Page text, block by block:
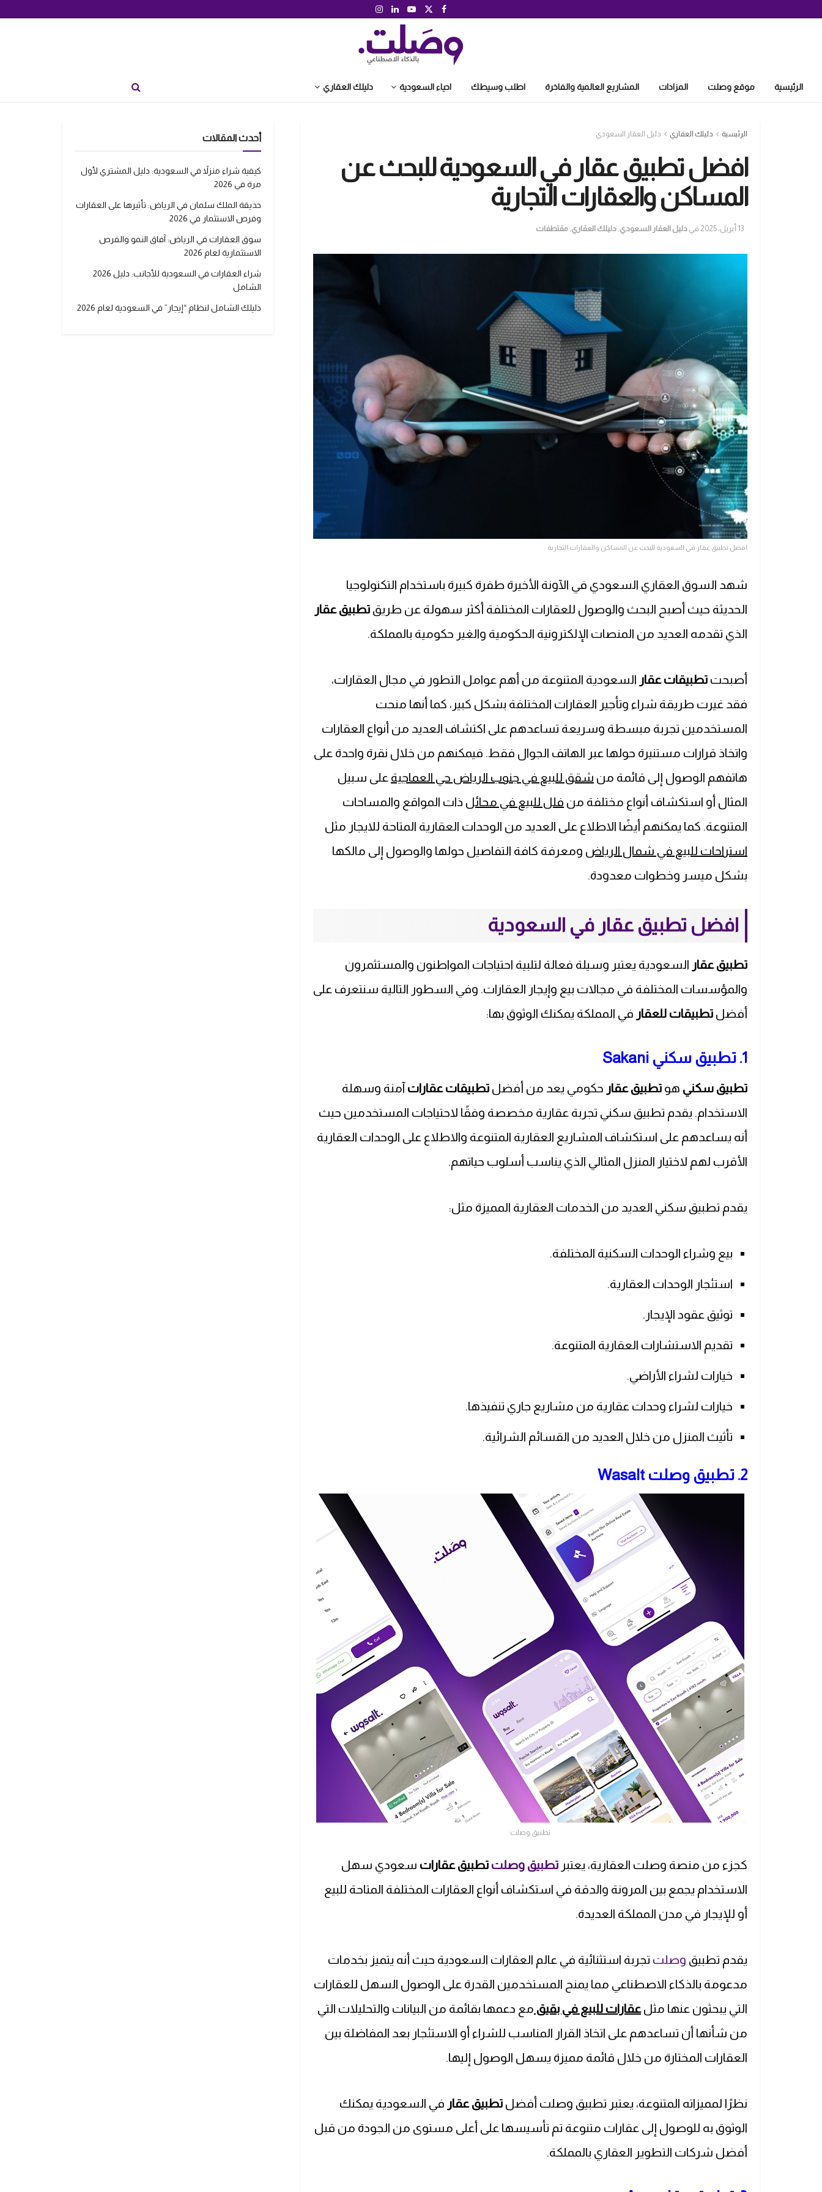
الرئيسية موقع وصلت المزادات المشاريع العالمية والفاخرة اطلب وسيطك احياء السعودية دليلك العقاري
الرئيسية دليلك العقاري دليل العقار السعودي
افضل تطبيق عقار في السعودية للبحث عن
المساكن والعقارات التجارية
13 أبريل، 2025 في دليل العقار السعودي دليلك العقاري مقتطفات
افضل تطبيق عقار في السعودية للبحث عن المساكن والعقارات التجارية
شهد السوق العقاري السعودي في الآونة الأخيرة طفرة كبيرة باستخدام التكنولوجيا
الحديثة حيث أصبح البحث والوصول للعقارات المختلفة أكثر سهولة عن طريق تطبيق عقار
الذي تقدمه العديد من المنصات الإلكترونية الحكومية والغير حكومية بالمملكة.
أصبحت تطبيقات عقار السعودية المتنوعة من أهم عوامل التطور في مجال العقارات،
فقد غيرت طريقة شراء وتأجير العقارات المختلفة بشكل كبير، كما أنها منحت
المستخدمين تجربة مبسطة وسريعة تساعدهم على اكتشاف العديد من أنواع العقارات
واتخاذ قرارات مستنيرة حولها عبر الهاتف الجوال فقط. فيمكنهم من خلال نقرة واحدة على
هاتفهم الوصول إلى قائمة من شقق للبيع في جنوب الرياض حي العماجية على سبيل
المثال أو استكشاف أنواع مختلفة من فلل للبيع في محائل ذات المواقع والمساحات
المتنوعة. كما يمكنهم أيضًا الاطلاع على العديد من الوحدات العقارية المتاحة للايجار مثل
استراحات للبيع في شمال الرياض ومعرفة كافة التفاصيل حولها والوصول إلى مالكها
بشكل ميسر وخطوات معدودة.
افضل تطبيق عقار في السعودية
تطبيق عقار السعودية يعتبر وسيلة فعالة لتلبية احتياجات المواطنون والمستثمرون
والمؤسسات المختلفة في مجالات بيع وإيجار العقارات. وفي السطور التالية سنتعرف على
أفضل تطبيقات للعقار في المملكة يمكنك الوثوق بها:
1. تطبيق سكني Sakani
تطبيق سكني هو تطبيق عقار حكومي يعد من أفضل تطبيقات عقارات آمنة وسهلة
الاستخدام. يقدم تطبيق سكني تجربة عقارية مخصصة وفقًا لاحتياجات المستخدمين حيث
أنه يساعدهم على استكشاف المشاريع العقارية المتنوعة والاطلاع على الوحدات العقارية
الأقرب لهم لاختيار المنزل المثالي الذي يناسب أسلوب حياتهم.
يقدم تطبيق سكني العديد من الخدمات العقارية المميزة مثل:
بيع وشراء الوحدات السكنية المختلفة.
استئجار الوحدات العقارية.
توثيق عقود الإيجار.
تقديم الاستشارات العقارية المتنوعة.
خيارات لشراء الأراضي.
خيارات لشراء وحدات عقارية من مشاريع جاري تنفيذها.
تأثيث المنزل من خلال العديد من القسائم الشرائية.
2. تطبيق وصلت Wasalt
تطبيق وصلت
كجزء من منصة وصلت العقارية، يعتبر تطبيق وصلت تطبيق عقارات سعودي سهل
الاستخدام يجمع بين المرونة والدقة في استكشاف أنواع العقارات المختلفة المتاحة للبيع
أو للإيجار في مدن المملكة العديدة.
يقدم تطبيق وصلت تجربة استثنائية في عالم العقارات السعودية حيث أنه يتميز بخدمات
مدعومة بالذكاء الاصطناعي مما يمنح المستخدمين القدرة على الوصول السهل للعقارات
التي يبحثون عنها مثلعقارات للبيع في بقيق مع دعمها بقائمة من البيانات والتحليلات التي
من شأنها أن تساعدهم على اتخاذ القرار المناسب للشراء أو الاستئجار بعد المفاضلة بين
العقارات المختارة من خلال قائمة مميزة يسهل الوصول إليها.
نظرًا لمميزاته المتنوعة، يعتبر تطبيق وصلت أفضل تطبيق عقار في السعودية يمكنك
الوثوق به للوصول إلى عقارات متنوعة تم تأسيسها على أعلى مستوى من الجودة من قبل
أفضل شركات التطوير العقاري بالمملكة.
أحدث المقالات
كيفية شراء منزلاً في السعودية: دليل المشتري لأول
مرة في 2026
حديقة الملك سلمان في الرياض: تأثيرها على العقارات
وفرص الاستثمار في 2026
سوق العقارات في الرياض: آفاق النمو والفرص
الاستثمارية لعام 2026
شراء العقارات في السعودية للأجانب: دليل 2026
الشامل
دليلك الشامل لنظام “إيجار” في السعودية لعام 2026